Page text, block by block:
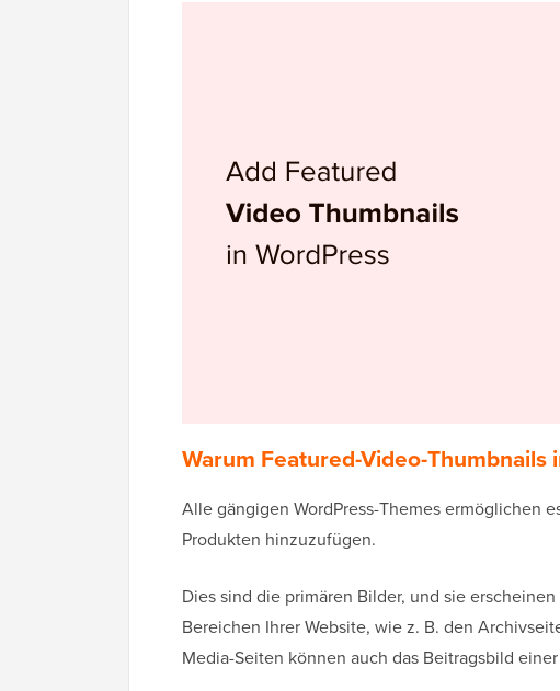
Warum Featured-Video-Thumbnails
Alle gängigen WordPress-Themes ermöglichen
Produkten hinzuzufügen.
Dies sind die primären Bilder, und sie
Bereichen Ihrer Website, wie z. B. den
Media-Seiten können auch das Beitragsbild